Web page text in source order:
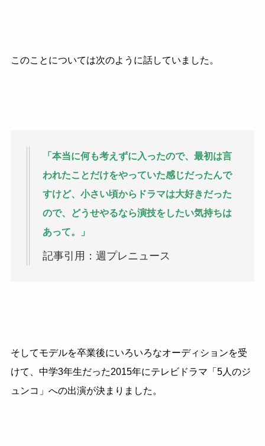
このことについては次のように話していました。
「本当に何も考えずに入ったので、最初は言
われたことだけをやっていた感じだったんで
すけど、小さい頃からドラマは大好きだった
ので、どうせやるなら演技をしたい気持ちは
あって。」
記事引用：週プレニュース
そしてモデルを卒業後にいろいろなオーディションを受
けて、中学3年生だった2015年にテレビドラマ「5人のジ
ュンコ」への出演が決まりました。